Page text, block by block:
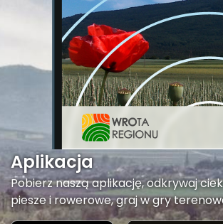
Aplikacja
Pobierz naszą aplikację, odkrywaj
piesze i rowerowe, graj w gry